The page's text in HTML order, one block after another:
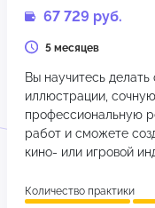
67 729 руб.
5 месяцев
Вы научитесь
иллюстрации,
профессиональную
работ и сможете
кино- или игровой
Количество практики